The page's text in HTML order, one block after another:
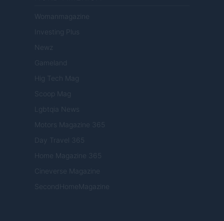
Womanmagazine
Investing Plus
Newz
Gameland
Hig Tech Mag
Scoop Mag
Lgbtqia News
Motors Magazine 365
Day Travel 365
Home Magazine 365
Cineverse Magazine
SecondHomeMagazine